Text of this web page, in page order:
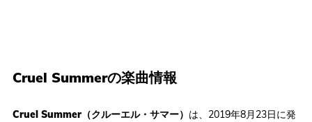
Cruel Summerの楽曲情報
Cruel Summer（クルーエル・サマー） は、2019年8月23日に発